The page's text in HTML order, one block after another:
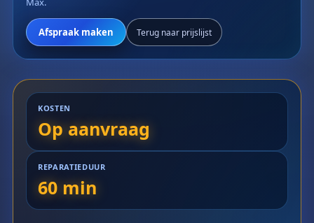
Afspraak maken Terug naar prijslijst
KOSTEN
Op aanvraag
REPARATIEDUUR
60 min